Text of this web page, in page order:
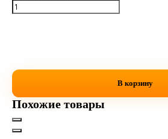
В корзину
Похожие товары